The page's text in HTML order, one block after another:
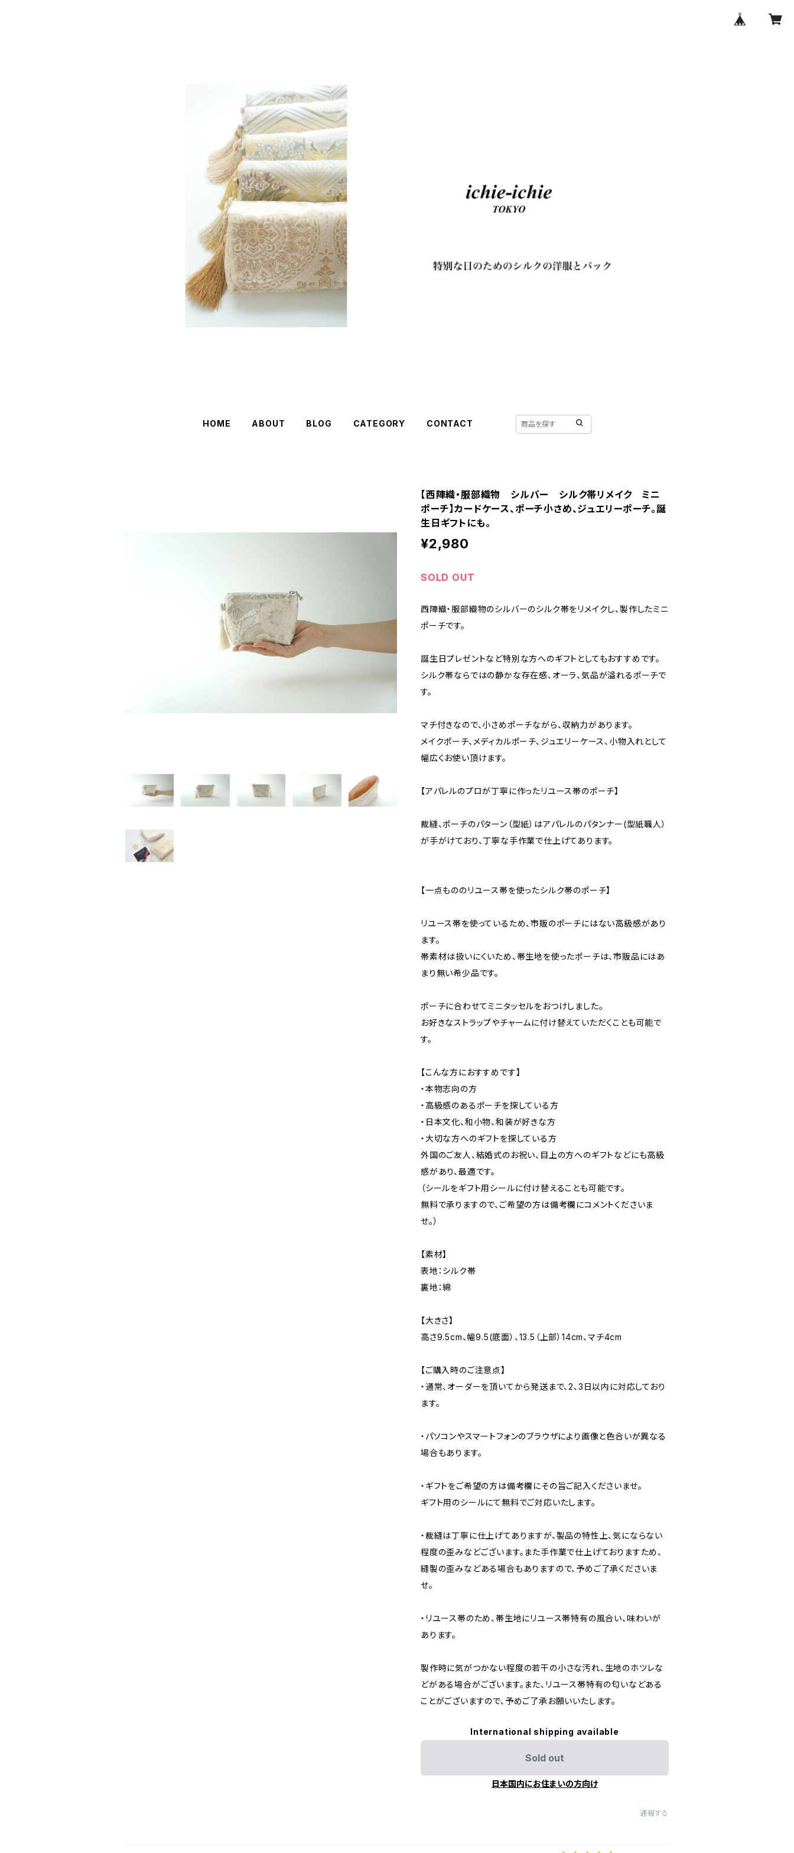
HOME ABOUT BLOG CATEGORY CONTACT
【西陣織・服部織物 シルバー シルク帯リメイク ミニ
ポーチ】カードケース、ポーチ小さめ、ジュエリーポーチ。誕
生日ギフトにも。
¥2,980
SOLD OUT
西陣織・服部織物のシルバーのシルク帯をリメイクし、製作したミニ
ポーチです。
誕生日プレゼントなど特別な方へのギフトとしてもおすすめです。
シルク帯ならではの静かな存在感、オーラ、気品が溢れるポーチで
す。
マチ付きなので、小さめポーチながら、収納力があります。
メイクポーチ、メディカルポーチ、ジュエリーケース、小物入れとして
幅広くお使い頂けます。
【アパレルのプロが丁寧に作ったリユース帯のポーチ】
裁縫、ポーチのパターン（型紙）はアパレルのパタンナー(型紙職人）
が手がけており、丁寧な手作業で仕上げてあります。
【一点もののリユース帯を使ったシルク帯のポーチ】
リユース帯を使っているため、市販のポーチにはない高級感があり
ます。
帯素材は扱いにくいため、帯生地を使ったポーチは、市販品にはあ
まり無い希少品です。
ポーチに合わせてミニタッセルをおつけしました。
お好きなストラップやチャームに付け替えていただくことも可能で
す。
【こんな方におすすめです】
・本物志向の方
・高級感のあるポーチを探している方
・日本文化、和小物、和装が好きな方
・大切な方へのギフトを探している方
外国のご友人、結婚式のお祝い、目上の方へのギフトなどにも高級
感があり、最適です。
（シールをギフト用シールに付け替えることも可能です。
無料で承りますので、ご希望の方は備考欄にコメントくださいま
せ。）
【素材】
表地：シルク帯
裏地：綿
【大きさ】
高さ9.5cm、幅9.5(底面）、13.5（上部）14cm、マチ4cm
【ご購入時のご注意点】
・通常、オーダーを頂いてから発送まで、2、3日以内に対応しており
ます。
・パソコンやスマートフォンのブラウザにより画像と色合いが異なる
場合もあります。
・ギフトをご希望の方は備考欄にその旨ご記入くださいませ。
ギフト用のシールにて無料でご対応いたします。
・裁縫は丁寧に仕上げてありますが、製品の特性上、気にならない
程度の歪みなどございます。また手作業で仕上げておりますため、
縫製の歪みなどある場合もありますので、予めご了承くださいま
せ。
・リユース帯のため、帯生地にリユース帯特有の風合い、味わいが
あります。
製作時に気がつかない程度の若干の小さな汚れ、生地のホツレな
どがある場合がございます。また、リユース帯特有の匂いなどある
ことがございますので、予めご了承お願いいたします。
International shipping available
Sold out
日本国内にお住まいの方向け
通報する